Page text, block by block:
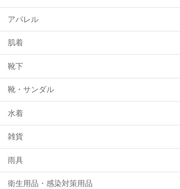
アパレル
肌着
靴下
靴・サンダル
水着
雑貨
雨具
衛生用品・感染対策用品